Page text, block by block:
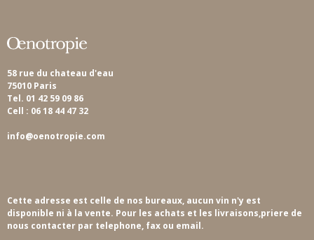
58 rue du chateau d'eau
75010 Paris
Tel. 01 42 59 09 86
Cell : 06 18 44 47 32
info@oenotropie.com
Cette adresse est celle de nos bureaux, aucun vin n'y est
disponible ni à la vente. Pour les achats et les livraisons,priere de
nous contacter par telephone, fax ou email.